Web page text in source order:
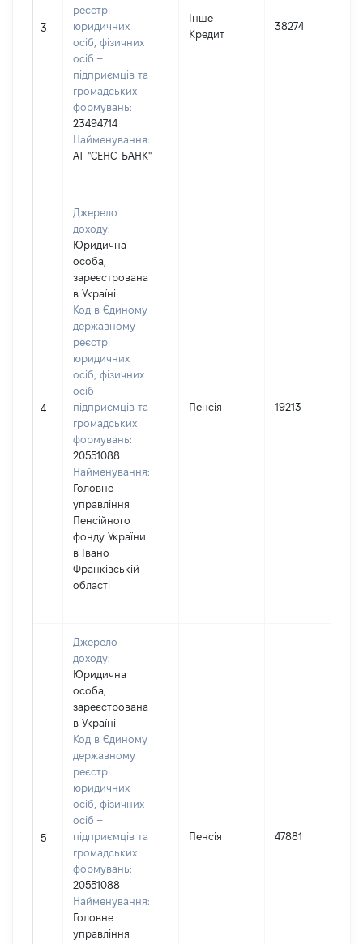
3
реєстрі
юридичних
осіб, фізичних
осіб –
підприємців та
громадських
формувань:
23494714
Найменування:
АТ "СЕНС-БАНК"
Інше
Кредит
38274
4
Джерело
доходу:
Юридична
особа,
зареєстрована
в Україні
Код в Єдиному
державному
реєстрі
юридичних
осіб, фізичних
осіб –
підприємців та
громадських
формувань:
20551088
Найменування:
Головне
управління
Пенсійного
фонду України
в Івано-
Франківській
області
Пенсія 19213
5
Джерело
доходу:
Юридична
особа,
зареєстрована
в Україні
Код в Єдиному
державному
реєстрі
юридичних
осіб, фізичних
осіб –
підприємців та
громадських
формувань:
20551088
Найменування:
Головне
управління
Пенсія 47881